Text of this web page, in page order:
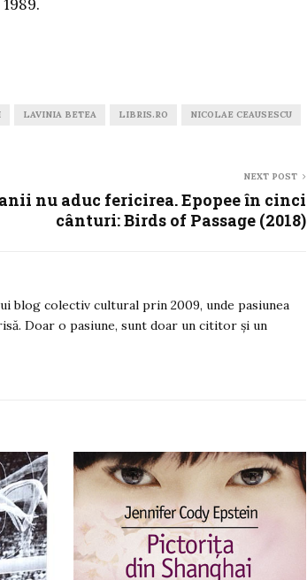
LAVINIA BETEA LIBRIS.RO NICOLAE CEAUSESCU
NEXT POST
nu aduc fericirea. Epopee în cinci
cânturi: Birds of Passage (2018)
blog colectiv cultural prin 2009, unde pasiunea
Doar o pasiune, sunt doar un cititor și un